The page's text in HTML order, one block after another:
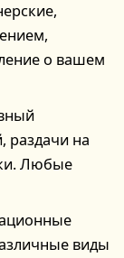
о вашем
раздачи на
Любые
виды